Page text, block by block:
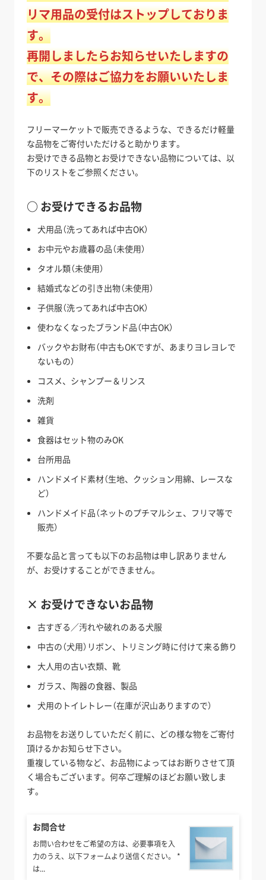
リマ用品の受付はストップしておりま
す。
再開しましたらお知らせいたしますの
で、その際はご協力をお願いいたしま
す。
フリーマーケットで販売できるような、できるだけ軽量
な品物をご寄付いただけると助かります。
お受けできる品物とお受けできない品物については、以
下のリストをご参照ください。
○ お受けできるお品物
犬用品（洗ってあれば中古OK）
お中元やお歳暮の品（未使用）
タオル類（未使用）
結婚式などの引き出物（未使用）
子供服（洗ってあれば中古OK）
使わなくなったブランド品（中古OK）
バックやお財布（中古もOKですが、あまりヨレヨレで
ないもの）
コスメ、シャンプー＆リンス
洗剤
雑貨
食器はセット物のみOK
台所用品
ハンドメイド素材（生地、クッション用綿、レースな
ど）
ハンドメイド品（ネットのプチマルシェ、フリマ等で
販売）
不要な品と言っても以下のお品物は申し訳ありません
が、お受けすることができません。
× お受けできないお品物
古すぎる／汚れや破れのある犬服
中古の（犬用）リボン、トリミング時に付けて来る飾り
大人用の古い衣類、靴
ガラス、陶器の食器、製品
犬用のトイレトレー（在庫が沢山ありますので）
お品物をお送りしていただく前に、どの様な物をご寄付
頂けるかお知らせ下さい。
重複している物など、お品物によってはお断りさせて頂
く場合もございます。何卒ご理解のほどお願い致しま
す。
お問合せ
お問い合わせをご希望の方は、必要事項を入
力のうえ、以下フォームより送信ください。 *
は...